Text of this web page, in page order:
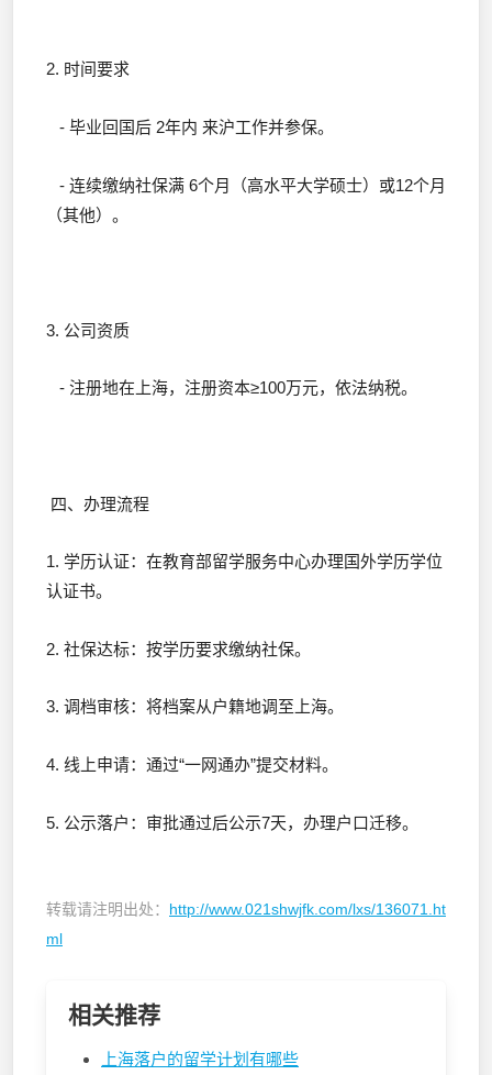
2. 时间要求
- 毕业回国后 2年内 来沪工作并参保。
- 连续缴纳社保满 6个月（高水平大学硕士）或12个月
（其他）。
3. 公司资质
- 注册地在上海，注册资本≥100万元，依法纳税。
四、办理流程
1. 学历认证：在教育部留学服务中心办理国外学历学位
认证书。
2. 社保达标：按学历要求缴纳社保。
3. 调档审核：将档案从户籍地调至上海。
4. 线上申请：通过“一网通办”提交材料。
5. 公示落户：审批通过后公示7天，办理户口迁移。
转载请注明出处： http://www.021shwjfk.com/lxs/136071.ht
ml
相关推荐
上海落户的留学计划有哪些